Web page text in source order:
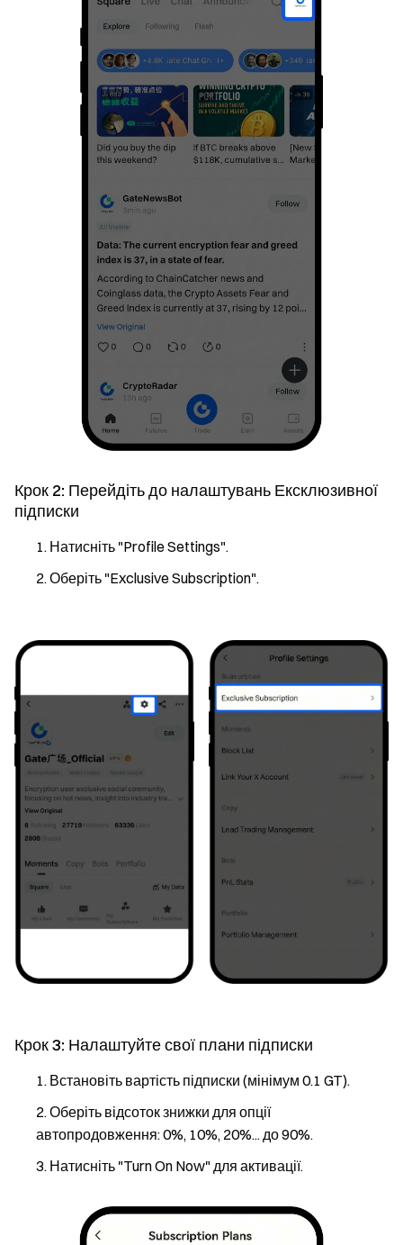
Крок 2: Перейдіть до налаштувань Ексклюзивної
підписки
Натисніть "Profile Settings".
Оберіть "Exclusive Subscription".
Крок 3: Налаштуйте свої плани підписки
Встановіть вартість підписки (мінімум 0.1 GT).
Оберіть відсоток знижки для опції
автопродовження: 0%, 10%, 20%... до 90%.
Натисніть "Turn On Now" для активації.